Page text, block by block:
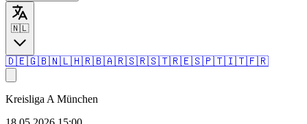
🇳🇱
🇩🇪🇬🇧🇳🇱🇭🇷🇧🇦🇷🇸🇷🇸🇹🇷🇪🇸🇵🇹🇮🇹🇫🇷
Kreisliga A München